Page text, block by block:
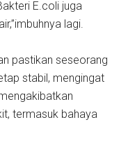
E.coli juga
lagi.
pastikan seseorang
stabil, mengingat
termasuk bahaya